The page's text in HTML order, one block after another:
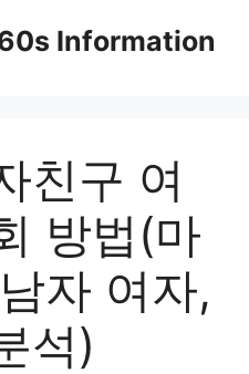
Information
친구 여
방법(마
자 여자,
석)